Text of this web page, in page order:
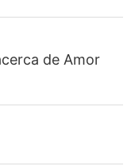
de Amor